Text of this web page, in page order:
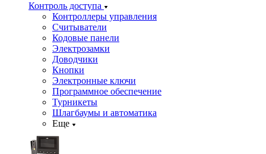
Контроль доступа
Контроллеры управления
Считыватели
Кодовые панели
Электрозамки
Доводчики
Кнопки
Электронные ключи
Программное обеспечение
Турникеты
Шлагбаумы и автоматика
Еще